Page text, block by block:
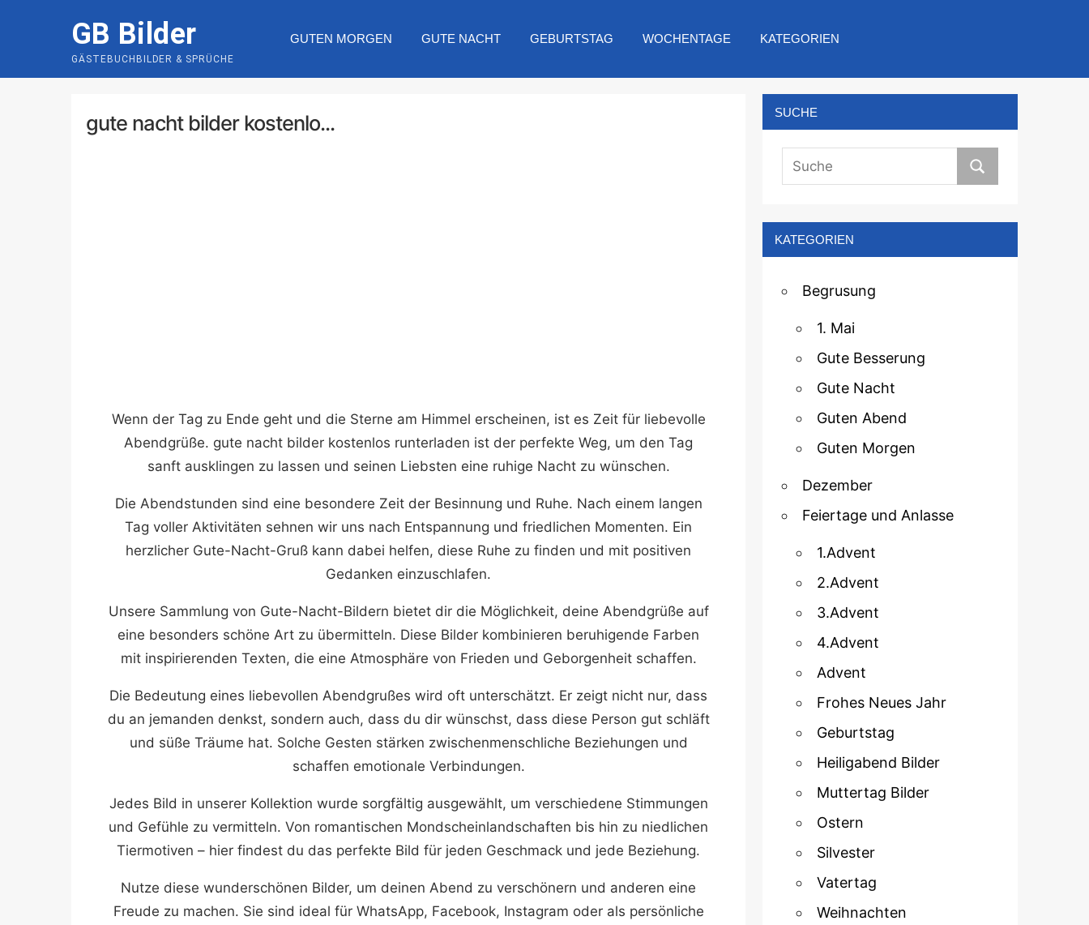
GB Bilder
GÄSTEBUCHBILDER & SPRÜCHE
GUTEN MORGEN GUTE NACHT GEBURTSTAG WOCHENTAGE KATEGORIEN
gute nacht bilder kostenlo...
Wenn der Tag zu Ende geht und die Sterne am Himmel erscheinen, ist es Zeit für liebevolle
Abendgrüße. gute nacht bilder kostenlos runterladen ist der perfekte Weg, um den Tag
sanft ausklingen zu lassen und seinen Liebsten eine ruhige Nacht zu wünschen.
Die Abendstunden sind eine besondere Zeit der Besinnung und Ruhe. Nach einem langen
Tag voller Aktivitäten sehnen wir uns nach Entspannung und friedlichen Momenten. Ein
herzlicher Gute-Nacht-Gruß kann dabei helfen, diese Ruhe zu finden und mit positiven
Gedanken einzuschlafen.
Unsere Sammlung von Gute-Nacht-Bildern bietet dir die Möglichkeit, deine Abendgrüße auf
eine besonders schöne Art zu übermitteln. Diese Bilder kombinieren beruhigende Farben
mit inspirierenden Texten, die eine Atmosphäre von Frieden und Geborgenheit schaffen.
Die Bedeutung eines liebevollen Abendgrußes wird oft unterschätzt. Er zeigt nicht nur, dass
du an jemanden denkst, sondern auch, dass du dir wünschst, dass diese Person gut schläft
und süße Träume hat. Solche Gesten stärken zwischenmenschliche Beziehungen und
schaffen emotionale Verbindungen.
Jedes Bild in unserer Kollektion wurde sorgfältig ausgewählt, um verschiedene Stimmungen
und Gefühle zu vermitteln. Von romantischen Mondscheinlandschaften bis hin zu niedlichen
Tiermotiven – hier findest du das perfekte Bild für jeden Geschmack und jede Beziehung.
Nutze diese wunderschönen Bilder, um deinen Abend zu verschönern und anderen eine
Freude zu machen. Sie sind ideal für WhatsApp, Facebook, Instagram oder als persönliche
SUCHE
KATEGORIEN
Begrusung
1. Mai
Gute Besserung
Gute Nacht
Guten Abend
Guten Morgen
Dezember
Feiertage und Anlasse
1.Advent
2.Advent
3.Advent
4.Advent
Advent
Frohes Neues Jahr
Geburtstag
Heiligabend Bilder
Muttertag Bilder
Ostern
Silvester
Vatertag
Weihnachten